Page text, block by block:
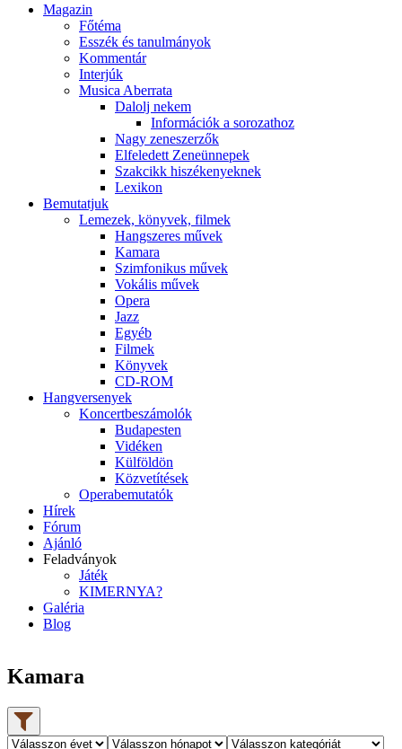
Magazin
Főtéma
Esszék és tanulmányok
Kommentár
Interjúk
Musica Aberrata
Dalolj nekem
Információk a sorozathoz
Nagy zeneszerzők
Elfeledett Zeneünnepek
Szakcikk hiszékenyeknek
Lexikon
Bemutatjuk
Lemezek, könyvek, filmek
Hangszeres művek
Kamara
Szimfonikus művek
Vokális művek
Opera
Jazz
Egyéb
Filmek
Könyvek
CD-ROM
Hangversenyek
Koncertbeszámolók
Budapesten
Vidéken
Külföldön
Közvetítések
Operabemutatók
Hírek
Fórum
Ajánló
Feladványok
Játék
KIMERNYA?
Galéria
Blog
Kamara
